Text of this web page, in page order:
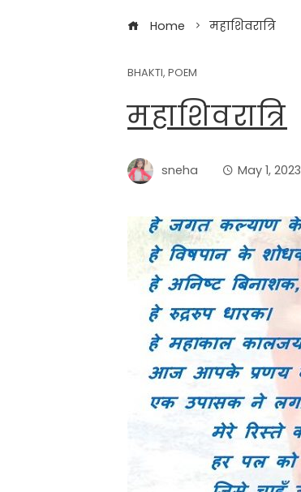
Home महाशिवरात्रि
BHAKTI, POEM
महाशिवरात्रि
sneha May 1, 2023